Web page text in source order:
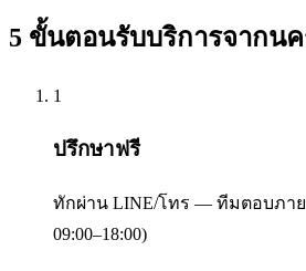
5 ขั้นตอนรับบริการจากน
1
ปรึกษาฟรี
ทักผ่าน LINE/โทร — ทีมตอบภาย
09:00–18:00)